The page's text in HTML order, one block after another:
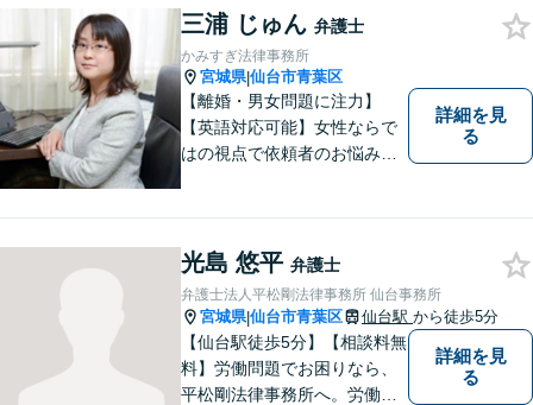
問題・破産、犯罪被害者事件
を多く扱っています。 相談し
てよかった、と多くの声をい
ただいています。
三浦 じゅん 弁護士
かみすぎ法律事務所
宮城県|仙台市青葉区
【離婚・男女問題に注力】
【英語対応可能】女性ならで
はの視点で依頼者のお悩みに
のお困り事がございました
ら、お気軽にご相談くださ
い。
詳細を見
る
光島 悠平 弁護士
弁護士法人平松剛法律事務所 仙台事務所
宮城県|仙台市青葉区 仙台駅 から徒歩5分
【仙台駅徒歩5分】【相談料無
料】労働問題でお困りなら、
平松剛法律事務所へ。労働者
詳細を見
る